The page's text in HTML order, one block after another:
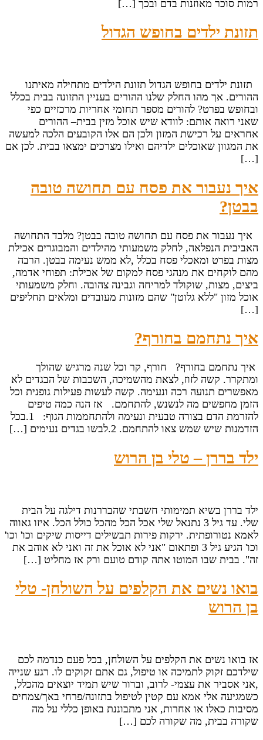
רמות סוכר מאוזנות בדם ובכך […]
תזונת ילדים בחופש הגדול
תזונת ילדים בחופש הגדול תזונת הילדים מתחילה מאיתנו
ההורים. אך מהו החלק שלנו ההורים בעניין התזונה בבית בכלל
ובחופש בפרט? להורים מספר תחומי אחריות מרכזיים כפי
שאני רואה אותם: לוודא שיש אוכל מזין בבית– ההורים
אחראים על רכישת המזון ולכן הם אלו הקובעים הלכה למעשה
את המגוון שאוכלים ילדיהם ואילו מצרכים ימצאו בבית. לכן אם
[…]
איך נעבור את פסח עם תחושה טובה
בבטן?
איך נעבור את פסח עם תחושה טובה בבטן? מלבד התחושה
האביבית הנפלאה, לחלק משמעותי מהילדים והמבוגרים אכילת
מצות בפרט ומאכלי פסח בכלל ,לא ממש נעימה בבטן. הרבה
מהם לוקחים את מנהגי פסח למקום של אכילת: תפוחי אדמה,
ביצים, מצות, שוקולד למריחה וגבינה צהובה. וחלק משמעותי
אוכל מזון "ללא גלוטן" שהם מזונות מעובדים ומלאים תחליפים
[…]
איך נתחמם בחורף?
איך נתחמם בחורף? חורף, קר וכל שנה מרגיש שהולך
ומתקרר. קשה לזוז, לצאת מהשמיכה, השכבות של הבגדים לא
מאפשרים תנועה רכה ונעימה. קשה לעשות פעילות גופנית וכל
הזמן מחפשים מה לנשנש, להתחמם. אז הנה כמה טיפים
להזרמת הדם בצורה טבעית ונעימה ולהתחממות הגוף: 1.בכל
הזדמנות שיש שמש צאו להתחמם. 2.לבשו בגדים נעימים […]
ילד בררן – טלי בן הרוש
ילד בררן בשיא תמימותי חשבתי שהבררנות דילגה על הבית
שלי. עד גיל 3 נתנאל שלי אכל הכל מהכל כולל הכל. איזו גאווה
לאמא נטורופתית. ירקות פירות תבשילים דייסות שיקים וכו' וכו'
וכו' הגיע גיל 3 ופתאום "אני לא אוכל את זה ואני לא אוהב את
זה". בבית שבו המוטו אתה קודם טועם ורק אז מחליט […]
בואו נשים את הקלפים על השולחן- טלי
בן הרוש
אז בואו נשים את הקלפים על השולחן, בכל פעם כנדמה לכם
שילדכם זקוק לתמיכה או טיפול, גם אתם זקוקים לו. רגע שנייה
,אני אסביר את עצמי- לרוב, וברור שיש תמיד יוצאים מהכלל,
כשמגיעה אלי אמא עם קטין לטיפול בתזונה/פרחי באך/צמחים
מסיבות כאלו או אחרות, אני מתבוננת באופן כללי על מה
שקורה בבית, מה שקורה לכם […]